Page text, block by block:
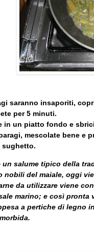
saranno insaporiti,
per 5 minuti.
in un piatto fondo e
mescolate bene e
sughetto.
un salume tipico della
nobili del maiale, oggi
da utilizzare viene
marino; e così pronta
a pertiche di legno